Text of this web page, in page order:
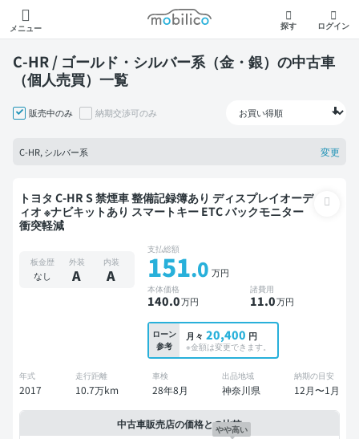
メニュー
モビリコ
探す ログイン
C-HR / ゴールド・シルバー系（金・銀）の中古車
（個人売買）一覧
販売中のみ 納期交渉可のみ
C-HR, シルバー系 変更
トヨタ C-HR S 禁煙車 整備記録簿あり ディスプレイオーデ
ィオ ※ナビキットあり スマートキー ETC バックモニター
衝突軽減
板金歴
なし
外装
A
内装
A
支払総額
151.0 万円
本体価格
140.0万円
諸費用
11.0万円
ローン
参考
月々 20,400 円
※金額は変更できます。
年式
2017
走行距離
10.7万km
車検
28年8月
出品地域
神奈川県
納期の目安
12月〜1月
中古車販売店の価格との比較
やや高い